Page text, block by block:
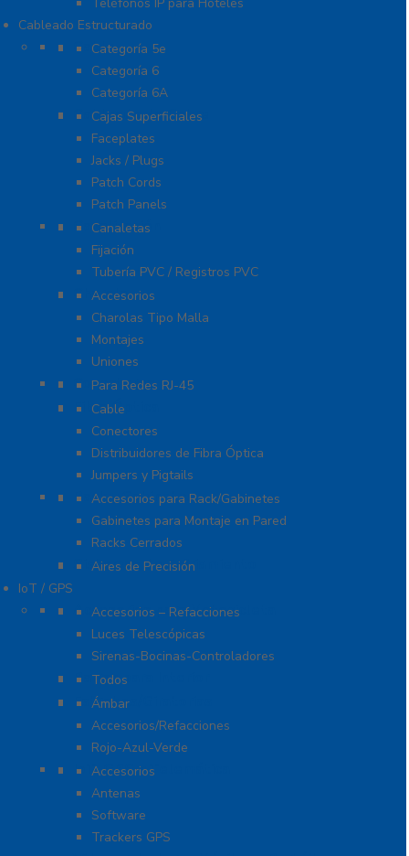
Cableado Estructurado
Cable
Categoría 5e
Categoría 6
Categoría 6A
Cableado de Cobre
Cajas Superficiales
Faceplates
Jacks / Plugs
Patch Cords
Patch Panels
Canalización
Canaletas
Fijación
Tubería PVC / Registros PVC
Charola
Accesorios
Charolas Tipo Malla
Montajes
Uniones
Conectores
Para Redes RJ-45
Fibra Óptica
Cable
Conectores
Distribuidores de Fibra Óptica
Jumpers y Pigtails
Rack y Gabinetes
Accesorios para Rack/Gabinetes
Gabinetes para Montaje en Pared
Racks Cerrados
Sistemas de Enfriamiento
Aires de Precisión
IoT / GPS
Accesorios para Motocicleta
Accesorios – Refacciones
Luces Telescópicas
Sirenas-Bocinas-Controladores
Barras para Interior
Todos
Estrobos/Giratorias
Ámbar
Accesorios/Refacciones
Rojo-Azul-Verde
IoT, GPS y Telemática
Accesorios
Antenas
Software
Trackers GPS